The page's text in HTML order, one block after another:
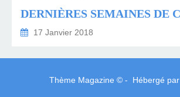
17 Janvier 2018
Thème Magazine © - Hébergé par